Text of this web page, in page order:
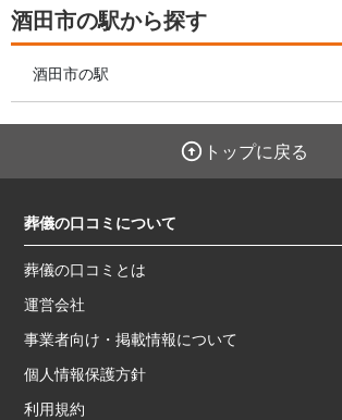
酒田市の駅から探す
酒田市の駅
トップに戻る
葬儀の口コミについて
葬儀の口コミとは
運営会社
事業者向け・掲載情報について
個人情報保護方針
利用規約